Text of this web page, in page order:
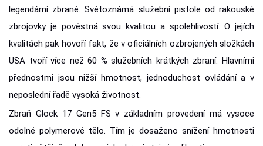
legendární zbraně. Světoznámá služební pistole od rakouské
zbrojovky je pověstná svou kvalitou a spolehlivostí. O jejích
kvalitách pak hovoří fakt, že v oficiálních ozbrojených složkách
USA tvoří více než 60 % služebních krátkých zbraní. Hlavními
přednostmi jsou nižší hmotnost, jednoduchost ovládání a v
neposlední řadě vysoká životnost.
Zbraň Glock 17 Gen5 FS v základním provedení má vysoce
odolné polymerové tělo. Tím je dosaženo snížení hmotnosti